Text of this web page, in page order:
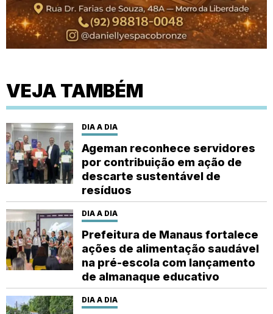
VEJA TAMBÉM
DIA A DIA
Ageman reconhece servidores
por contribuição em ação de
descarte sustentável de
resíduos
DIA A DIA
Prefeitura de Manaus fortalece
ações de alimentação saudável
na pré-escola com lançamento
de almanaque educativo
DIA A DIA